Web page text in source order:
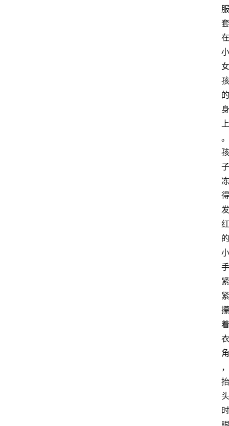
服
套
在
小
女
孩
的
身
上
。
孩
子
冻
得
发
红
的
小
手
紧
紧
攥
着
衣
角
，
抬
头
时